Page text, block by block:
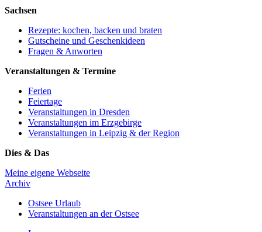
Sachsen
Rezepte: kochen, backen und braten
Gutscheine und Geschenkideen
Fragen & Anworten
Veranstaltungen & Termine
Ferien
Feiertage
Veranstaltungen in Dresden
Veranstaltungen im Erzgebirge
Veranstaltungen in Leipzig & der Region
Dies & Das
Meine eigene Webseite
Archiv
Ostsee Urlaub
Veranstaltungen an der Ostsee